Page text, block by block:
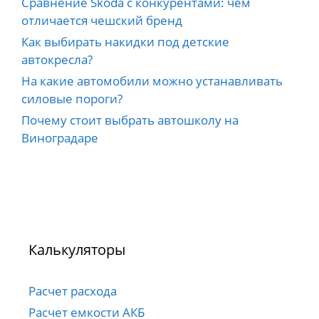
отличается чешский бренд
Как выбирать накидки под детские
автокресла?
На какие автомобили можно устанавливать
силовые пороги?
Почему стоит выбрать автошколу на
Виноградаре
Калькуляторы
Расчет расхода
Расчет емкости АКБ